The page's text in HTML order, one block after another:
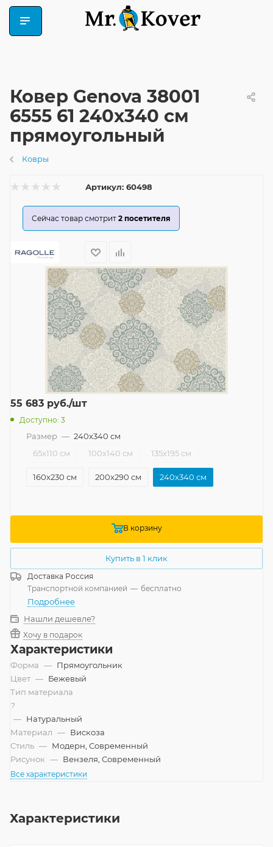
Ковер Genova 38001
6555 61 240x340 см
прямоугольный
Ковры
Артикул: 60498
Сейчас товар смотрит 2 посетителя
55 683 руб./шт
Доступно: 3
Размер — 240x340 см
65x110 см
100x140 см 135x195 см
160x230 см 200x290 см 240x340 см
В корзину
Купить в 1 клик
Доставка Россия
Транспортной компанией — бесплатно
Подробнее
Нашли дешевле?
Хочу в подарок
Характеристики
Форма — Прямоугольник
Цвет — Бежевый
Тип материала
?
— Натуральный
Материал — Вискоза
Стиль — Модерн, Современный
Рисунок — Вензеля, Современный
Все характеристики
Характеристики